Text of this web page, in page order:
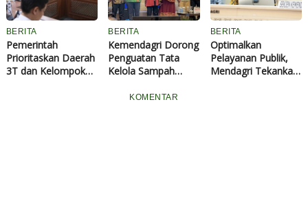
BERITA
Pemerintah
Prioritaskan Daerah
3T dan Kelompok
BERITA
Kemendagri Dorong
Penguatan Tata
Kelola Sampah
Daerah
BERITA
Optimalkan
Pelayanan Publik,
Mendagri Tekankan
KOMENTAR